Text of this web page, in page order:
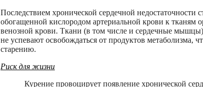
Последствием хронической сердечной недостаточности
обогащенной кислородом артериальной крови к тканям
венозной крови. Ткани (в том числе и сердечные
не успевают освобождаться от продуктов метаболизма,
старению.
Риск для жизни
Курение провоцирует появление хронической